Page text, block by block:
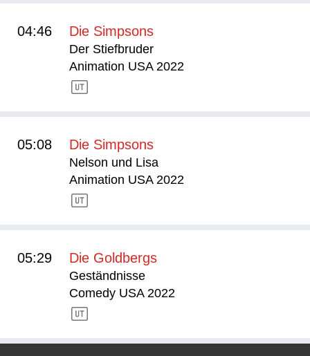
04:46 Die Simpsons
Der Stiefbruder
Animation USA 2022
05:08 Die Simpsons
Nelson und Lisa
Animation USA 2022
05:29 Die Goldbergs
Geständnisse
Comedy USA 2022